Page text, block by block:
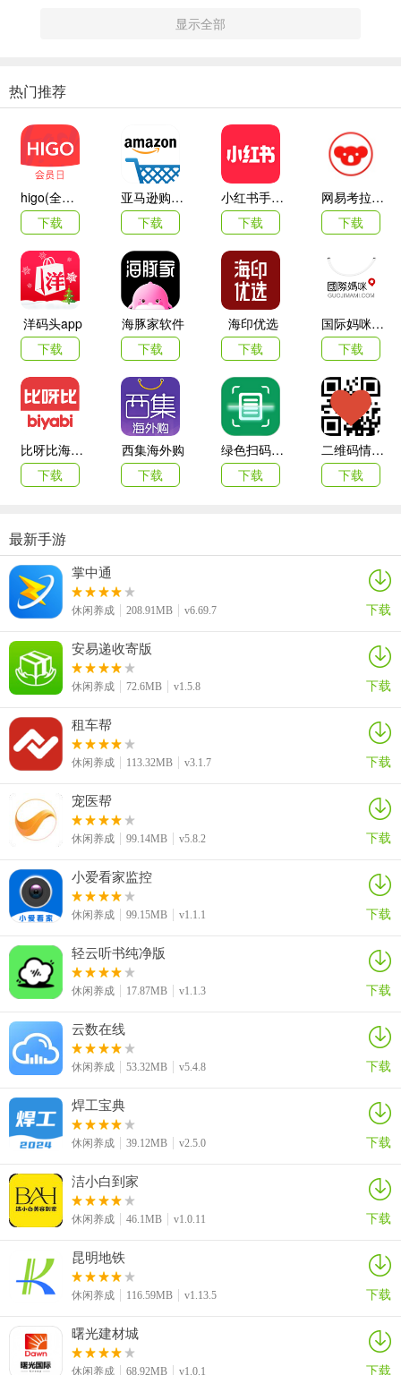
1.免费新人礼包：新用户注册即可获取超值免邮大礼包；
沿；
3.海外直购平台：人民币直付、国际物流状态跟踪，只要有海外直购
按钮的一切商品，都可以帮您送到家门口；
4.价格实时同步：真正零差价，轻松买到全球高性价比的好货；
5.物流透明跟踪：国际物流全程透明可跟踪，平台全程不碰货物；
6.一键海淘下单：省去海淘繁琐步骤，一键下单，即可同步享受全球
好货；
7.轻松社交分享：可轻松分享到微信、微博、QQ空间，非常方便地很
分享好货及评论；
8.良好用户体验：设计风格、界面功能完美适应各种尺寸屏幕。
更新日志
2、优化优惠券使用，增加使用门槛提示；
3、新增手机号找回密码功能；
4、新增更改密码功能，新增更改昵称功能。
显示全部
热门推荐
higo(全球购)
下载
亚马逊购物app
下载
小红书手机客户端
下载
网易考拉海购
下载
洋码头app
下载
海豚家软件
下载
海印优选
下载
国际妈咪海外商城
下载
比呀比海外购手机版
下载
西集海外购
下载
绿色扫码软件
下载
二维码情书生成器客户端(love letter qrcode)
下载
最新手游
掌中通
休闲养成 208.91MB v6.69.7 下载
安易递收寄版
休闲养成 72.6MB v1.5.8 下载
租车帮
休闲养成 113.32MB v3.1.7 下载
宠医帮
休闲养成 99.14MB v5.8.2 下载
小爱看家监控
休闲养成 99.15MB v1.1.1 下载
轻云听书纯净版
休闲养成 17.87MB v1.1.3 下载
云数在线
休闲养成 53.32MB v5.4.8 下载
焊工宝典
休闲养成 39.12MB v2.5.0 下载
洁小白到家
休闲养成 46.1MB v1.0.11 下载
昆明地铁
休闲养成 116.59MB v1.13.5 下载
曙光建材城
休闲养成 68.92MB v1.0.1 下载